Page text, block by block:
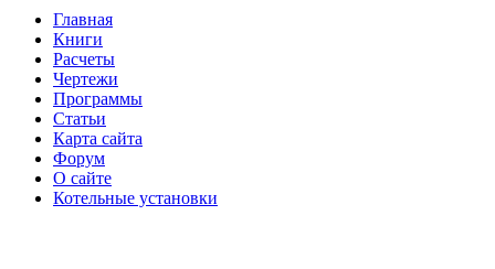
Главная
Книги
Расчеты
Чертежи
Программы
Статьи
Карта сайта
Форум
О сайте
Котельные установки